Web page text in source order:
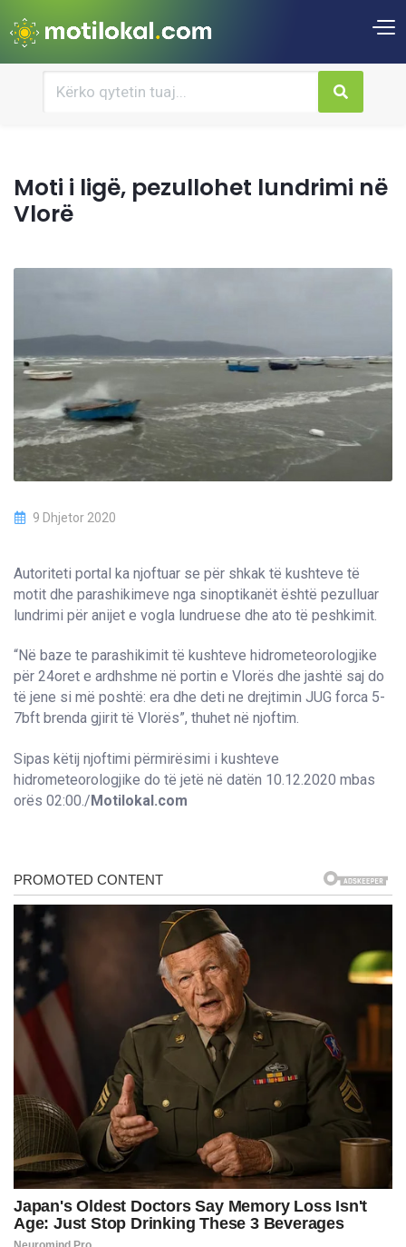
Moti i ligë, pezullohet lundrimi në
Vlorë
9 Dhjetor 2020
Autoriteti portal ka njoftuar se për shkak të kushteve të
motit dhe parashikimeve nga sinoptikanët është pezulluar
lundrimi për anijet e vogla lundruese dhe ato të peshkimit.
“Në baze te parashikimit të kushteve hidrometeorologjike
për 24oret e ardhshme në portin e Vlorës dhe jashtë saj do
të jene si më poshtë: era dhe deti ne drejtimin JUG forca 5-
7bft brenda gjirit të Vlorës”, thuhet në njoftim.
Sipas këtij njoftimi përmirësimi i kushteve
hidrometeorologjike do të jetë në datën 10.12.2020 mbas
orës 02:00./Motilokal.com